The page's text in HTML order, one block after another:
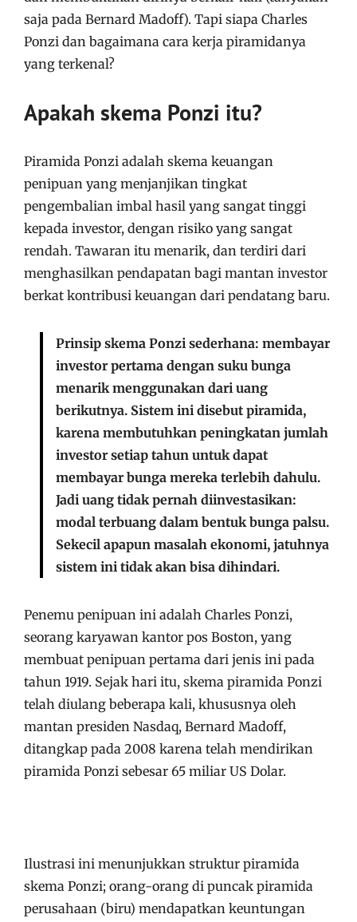
saja pada Bernard Madoff). Tapi siapa Charles
Ponzi dan bagaimana cara kerja piramidanya
yang terkenal?
Apakah skema Ponzi itu?
Piramida Ponzi adalah skema keuangan
penipuan yang menjanjikan tingkat
pengembalian imbal hasil yang sangat tinggi
kepada investor, dengan risiko yang sangat
rendah. Tawaran itu menarik, dan terdiri dari
menghasilkan pendapatan bagi mantan investor
berkat kontribusi keuangan dari pendatang baru.
Prinsip skema Ponzi sederhana: membayar
investor pertama dengan suku bunga
menarik menggunakan dari uang
berikutnya. Sistem ini disebut piramida,
karena membutuhkan peningkatan jumlah
investor setiap tahun untuk dapat
membayar bunga mereka terlebih dahulu.
Jadi uang tidak pernah diinvestasikan:
modal terbuang dalam bentuk bunga palsu.
Sekecil apapun masalah ekonomi, jatuhnya
sistem ini tidak akan bisa dihindari.
Penemu penipuan ini adalah Charles Ponzi,
seorang karyawan kantor pos Boston, yang
membuat penipuan pertama dari jenis ini pada
tahun 1919. Sejak hari itu, skema piramida Ponzi
telah diulang beberapa kali, khususnya oleh
mantan presiden Nasdaq, Bernard Madoff,
ditangkap pada 2008 karena telah mendirikan
piramida Ponzi sebesar 65 miliar US Dolar.
Ilustrasi ini menunjukkan struktur piramida
skema Ponzi; orang-orang di puncak piramida
perusahaan (biru) mendapatkan keuntungan